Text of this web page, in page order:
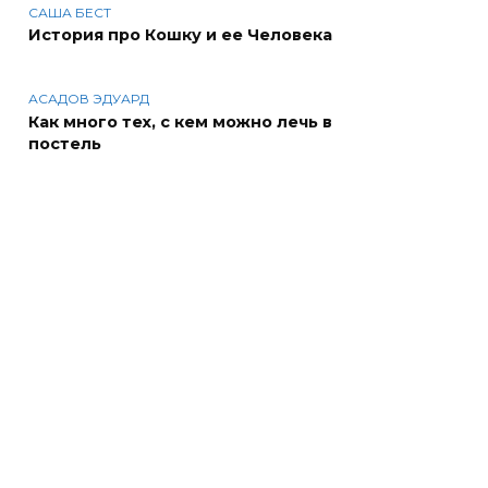
САША БЕСТ
История про Кошку и ее Человека
АСАДОВ ЭДУАРД
Как много тех, с кем можно лечь в
постель